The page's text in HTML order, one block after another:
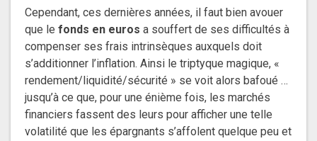
Cependant, ces dernières années, il faut bien avouer
que le fonds en euros a souffert de ses difficultés à
compenser ses frais intrinsèques auxquels doit
s’additionner l’inflation. Ainsi le triptyque magique, «
rendement/liquidité/sécurité » se voit alors bafoué …
jusqu’à ce que, pour une énième fois, les marchés
financiers fassent des leurs pour afficher une telle
volatilité que les épargnants s’affolent quelque peu et